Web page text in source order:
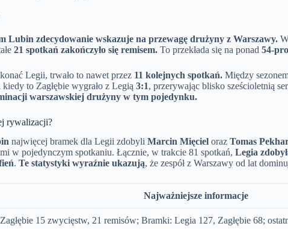
Lubin zdecydowanie wskazuje na przewagę drużyny z Warszawy.
21 spotkań zakończyło się remisem. To przekłada się na ponad 54-
Legii, trwało to nawet przez 11 kolejnych spotkań. Między
kiedy to Zagłębie wygrało z Legią 3:1, przerywając blisko sześcioletnią
warszawskiej drużyny w tym pojedynku.
rywalizacji?
najwięcej bramek dla Legii zdobyli Marcin Mięciel oraz Tomas
w pojedynczym spotkaniu. Łącznie, w trakcie 81 spotkań, Legia
. Te statystyki wyraźnie ukazują, że zespół z Warszawy od lat
Najważniejsze informacje
15 zwycięstw, 21 remisów; Bramki: Legia 127, Zagłębie 68;